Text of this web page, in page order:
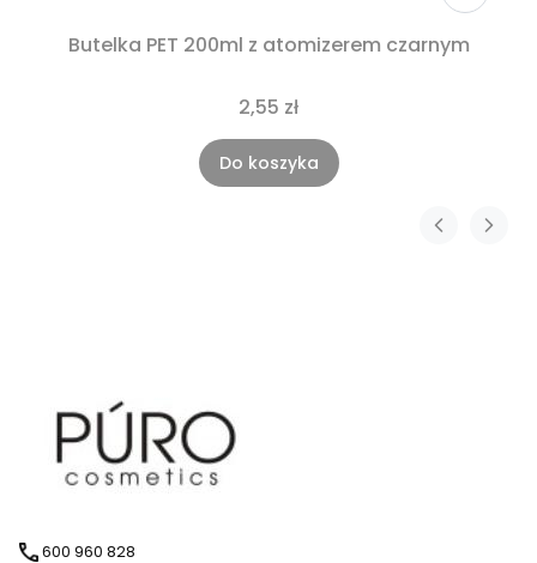
Butelka PET 200ml z atomizerem czarnym
2,55 zł
Do koszyka
600 960 828